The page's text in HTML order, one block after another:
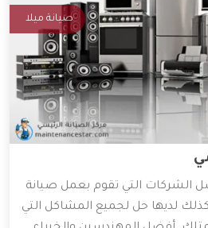
صيانة ميلا
الشركات التي تقوم بعمل صيانة
وكذلك لديها حل لجميع المشاكل التي